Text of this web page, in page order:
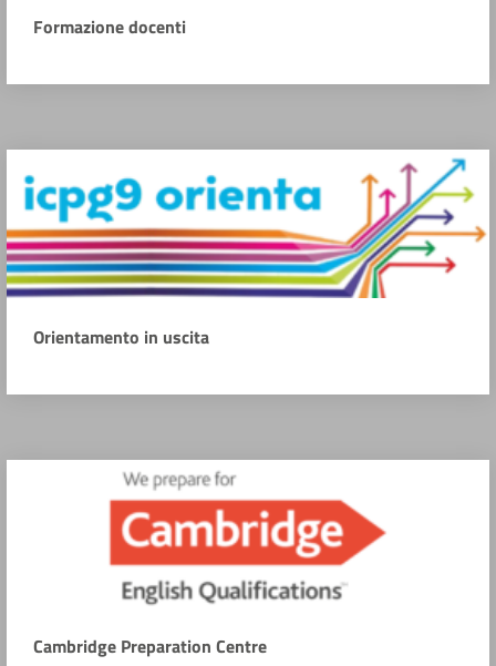
Formazione docenti
Orientamento in uscita
Cambridge Preparation Centre